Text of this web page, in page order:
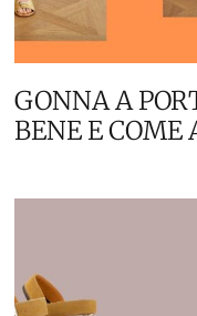
GONNA A
BENE E